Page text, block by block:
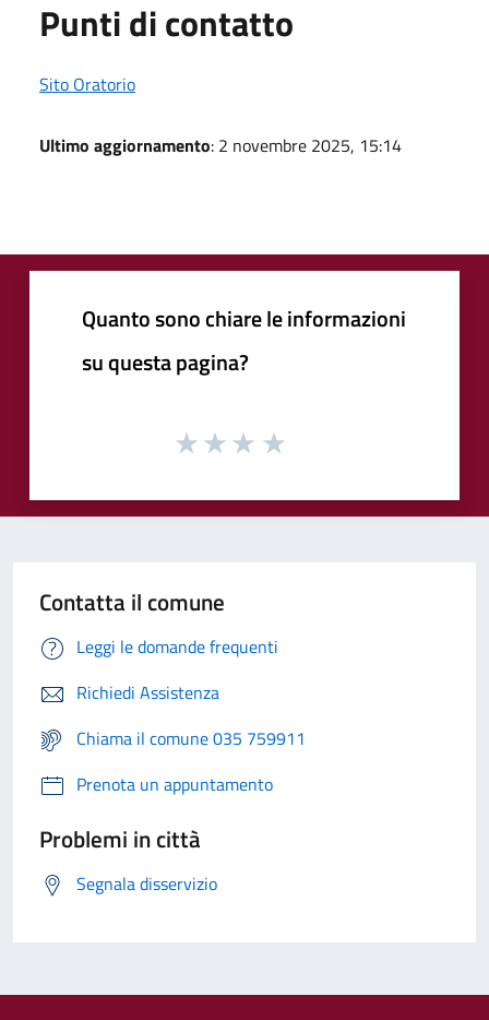
Punti di contatto
Sito Oratorio
Ultimo aggiornamento: 2 novembre 2025, 15:14
Quanto sono chiare le informazioni
su questa pagina?
Contatta il comune
Leggi le domande frequenti
Richiedi Assistenza
Chiama il comune 035 759911
Prenota un appuntamento
Problemi in città
Segnala disservizio